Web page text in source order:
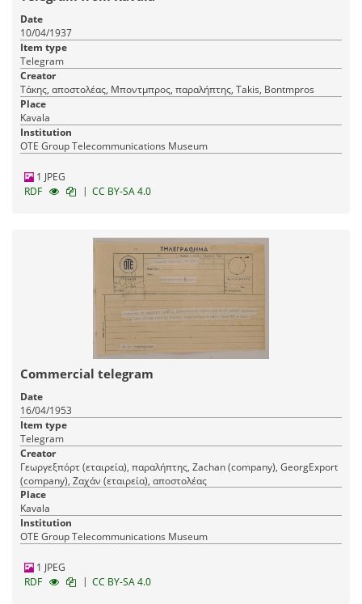
Date
10/04/1937
Item type
Telegram
Creator
Τάκης, αποστολέας, Μποντμπρος, παραλήπτης, Takis, Bontmpros
Place
Kavala
Institution
OTE Group Telecommunications Museum
1 JPEG
RDF
| CC BY-SA 4.0
Commercial telegram
Date
16/04/1953
Item type
Telegram
Creator
Γεωργεξπόρτ (εταιρεία), παραλήπτης, Zachan (company), GeorgExport
(company), Ζαχάν (εταιρεία), αποστολέας
Place
Kavala
Institution
OTE Group Telecommunications Museum
1 JPEG
RDF
| CC BY-SA 4.0